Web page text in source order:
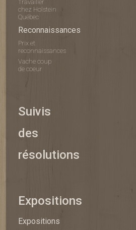
Travailler
chez Holstein
Québec
Reconnaissances
Prix et
reconnaissances
Vache coup
de coeur
Suivis
des
résolutions
Expositions
Expositions